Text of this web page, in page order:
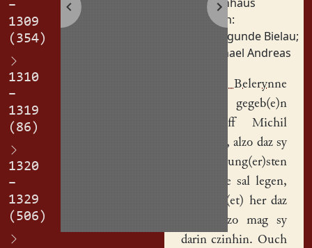
–
1309
(354)
1310
–
1319
(86)
1320
–
1329
(506)
Personen:
Kunigunde Bielau;
Michael Andreas
Ku(n)ne Belerynne
hat uff gegeb(e)n
hoff
Michil
, alzo daz sy
in dem ung(er)sten
steynhuse sal legen,
adir well(et) her daz
obirste, zo mag sy
darin czinhin. Ouch